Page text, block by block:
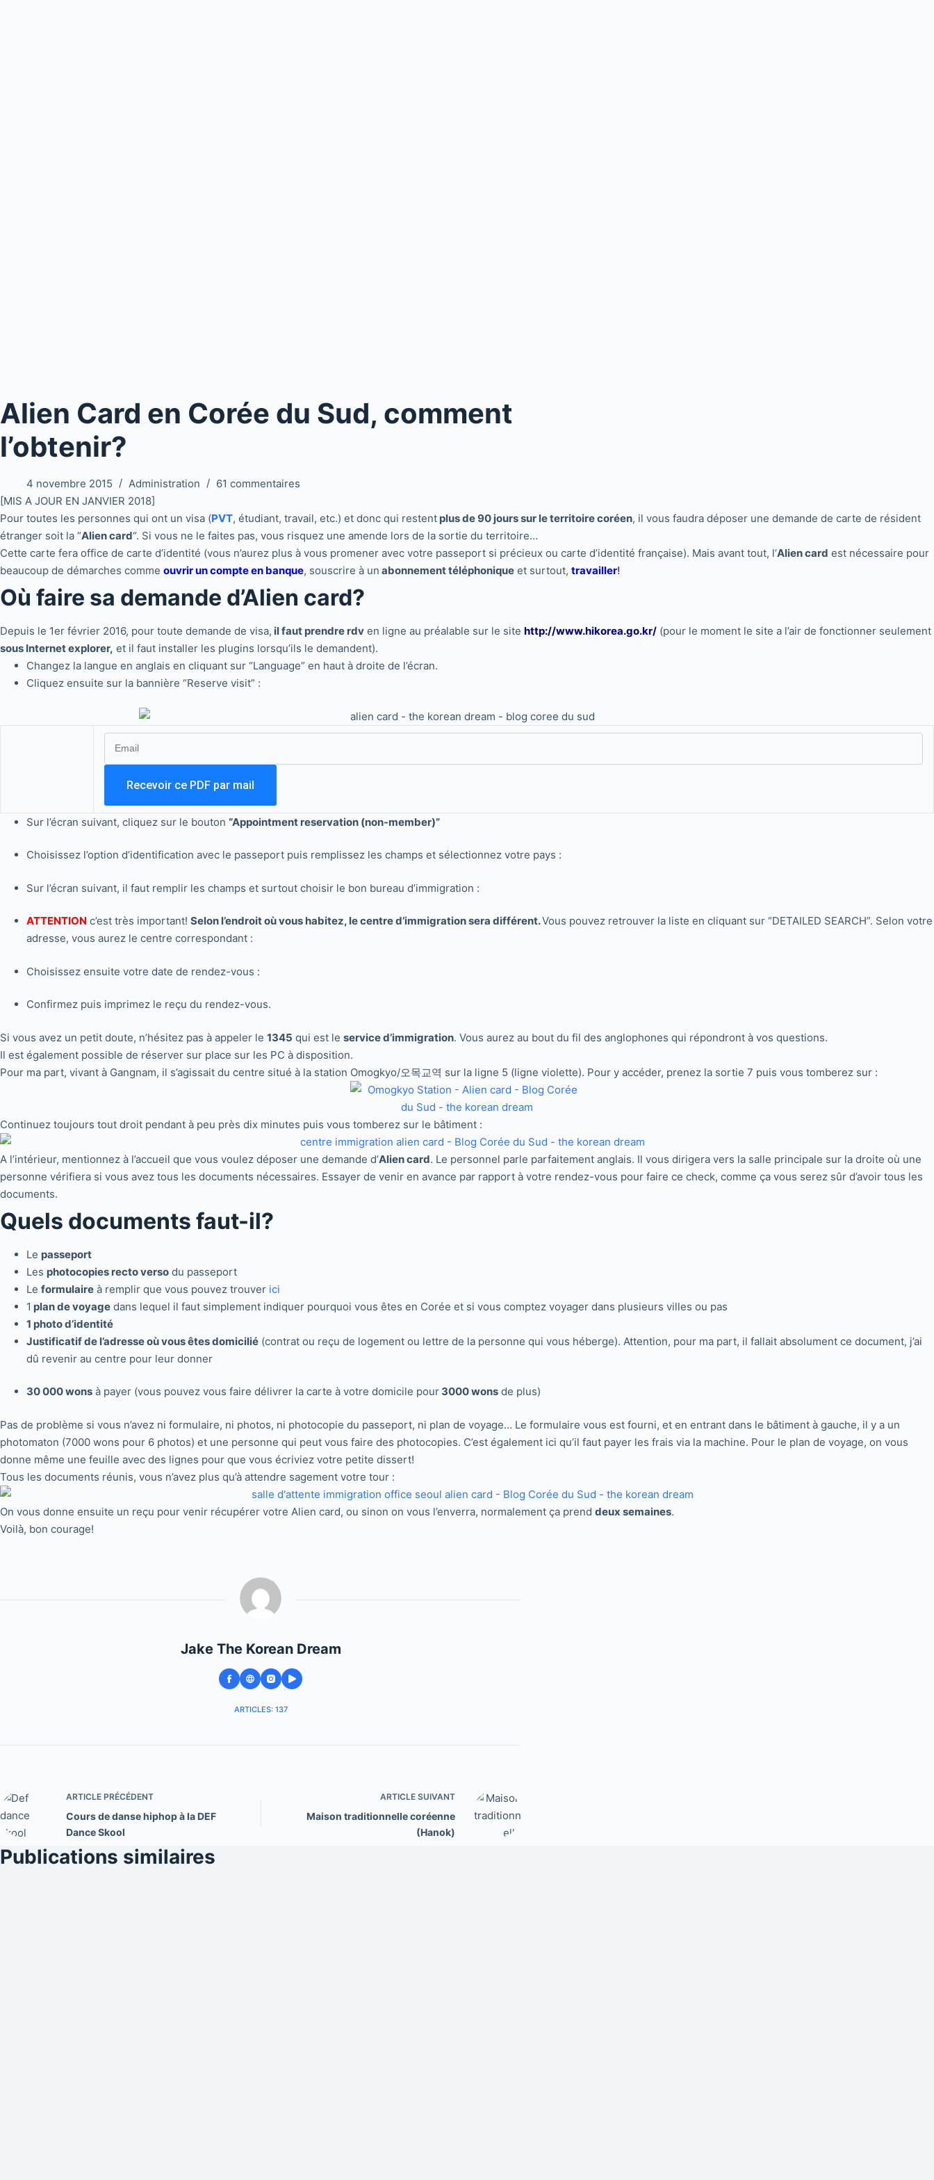
Alien Card en Corée du Sud, comment
l’obtenir?
4 novembre 2015 Administration
61 commentaires
[MIS A JOUR EN JANVIER 2018]
Pour toutes les personnes qui ont un visa (PVT, étudiant, travail, etc.) et donc qui restent plus de 90 jours sur le territoire coréen, il vous faudra déposer une demande de carte de résident
étranger soit la “Alien card“. Si vous ne le faites pas, vous risquez une amende lors de la sortie du territoire…
Cette carte fera office de carte d’identité (vous n’aurez plus à vous promener avec votre passeport si précieux ou carte d’identité française). Mais avant tout, l’Alien card est nécessaire pour
beaucoup de démarches comme ouvrir un compte en banque, souscrire à un abonnement téléphonique et surtout, travailler!
Où faire sa demande d’Alien card?
Depuis le 1er février 2016, pour toute demande de visa, il faut prendre rdv en ligne au préalable sur le site http://www.hikorea.go.kr/ (pour le moment le site a l’air de fonctionner seulement
sous Internet explorer, et il faut installer les plugins lorsqu’ils le demandent).
Changez la langue en anglais en cliquant sur “Language” en haut à droite de l’écran.
Cliquez ensuite sur la bannière “Reserve visit” :
Sur l’écran suivant, cliquez sur le bouton “Appointment reservation (non-member)”
Choisissez l’option d’identification avec le passeport puis remplissez les champs et sélectionnez votre pays :
Sur l’écran suivant, il faut remplir les champs et surtout choisir le bon bureau d’immigration :
ATTENTION c’est très important! Selon l’endroit où vous habitez, le centre d’immigration sera différent.Vous pouvez retrouver la liste en cliquant sur “DETAILED SEARCH”. Selon votre
adresse, vous aurez le centre correspondant :
Choisissez ensuite votre date de rendez-vous :
Confirmez puis imprimez le reçu du rendez-vous.
Si vous avez un petit doute, n’hésitez pas à appeler le 1345 qui est le service d’immigration. Vous aurez au bout du fil des anglophones qui répondront à vos questions.
Il est également possible de réserver sur place sur les PC à disposition.
Pour ma part, vivant à Gangnam, il s’agissait du centre situé à la station Omogkyo/오목교역 sur la ligne 5 (ligne violette). Pour y accéder, prenez la sortie 7 puis vous tomberez sur :
Continuez toujours tout droit pendant à peu près dix minutes puis vous tomberez sur le bâtiment :
A l’intérieur, mentionnez à l’accueil que vous voulez déposer une demande d’Alien card. Le personnel parle parfaitement anglais. Il vous dirigera vers la salle principale sur la droite où une
personne vérifiera si vous avez tous les documents nécessaires. Essayer de venir en avance par rapport à votre rendez-vous pour faire ce check, comme ça vous serez sûr d’avoir tous les
documents.
Quels documents faut-il?
Le passeport
Les photocopies recto versodu passeport
Le formulaireà remplir que vous pouvez trouver ici
1 plan de voyagedans lequel il faut simplement indiquer pourquoi vous êtes en Corée et si vous comptez voyager dans plusieurs villes ou pas
1 photo d’identité
Justificatif de l’adresse où vous êtes domicilié(contrat ou reçu de logement ou lettre de la personne qui vous héberge). Attention, pour ma part, il fallait absolument ce document, j’ai
dû revenir au centre pour leur donner
30 000 wonsà payer (vous pouvez vous faire délivrer la carte à votre domicile pour3000 wonsde plus)
Pas de problème si vous n’avez ni formulaire, ni photos, ni photocopie du passeport, ni plan de voyage… Le formulaire vous est fourni, et en entrant dans le bâtiment à gauche, il y a un
photomaton (7000 wons pour 6 photos) et une personne qui peut vous faire des photocopies. C’est également ici qu’il faut payer les frais via la machine. Pour le plan de voyage, on vous
donne même une feuille avec des lignes pour que vous écriviez votre petite dissert!
Tous les documents réunis, vous n’avez plus qu’à attendre sagement votre tour :
On vous donne ensuite un reçu pour venir récupérer votre Alien card, ou sinon on vous l’enverra, normalement ça prend deux semaines.
Voilà, bon courage!
Jake The Korean Dream
ARTICLES: 137
ARTICLE PRÉCÉDENT
Cours de danse hiphop à la DEF
Dance Skool
ARTICLE SUIVANT
Maison traditionnelle coréenne
(Hanok)
Publications similaires